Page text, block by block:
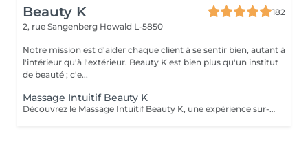
Beauty K
182
2, rue Sangenberg Howald L-5850
Notre mission est d'aider chaque client à se sentir bien, autant à
l'intérieur qu'à l'extérieur. Beauty K est bien plus qu'un institut
de beauté ; c'e...
Massage Intuitif Beauty K
Découvrez le Massage Intuitif Beauty K, une expérience sur-mesure où nos praticiennes se connectent profondément à votre corps pour vous offrir une séance personnalisée et apaisante. Formées à diverses techniques, elles vous guideront dans un voyage sensoriel unique, adapté à vos besoins. Choisissez votre praticienne selon votre intuition, et laissez-vous emporter par ce massage exclusif dans notre espace de sérénité. Dès votre arrivée, vous serez enveloppé dans une ambiance chaleureuse et relaxante, avec lumière tamisée et arômes délicats, parfaits pour la détente totale. Le massage commence par des effleurages doux, préparant le corps à un modelage plus profond, libérant les tensions et stimulant la circulation.